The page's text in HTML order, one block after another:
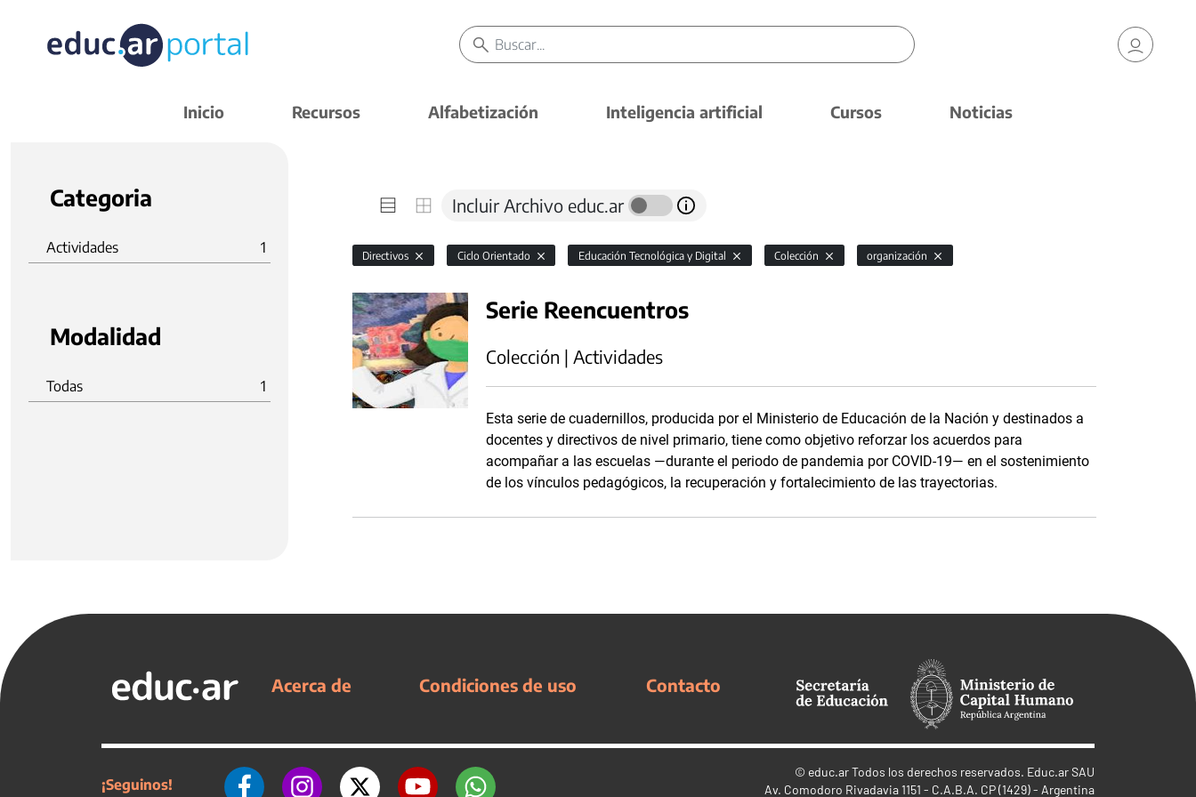
Inicio Recursos Alfabetización Inteligencia artificial Cursos Noticias
Categoria
Actividades 1
Modalidad
Todas 1
Incluir Archivo educ.ar
Directivos Ciclo Orientado Educación Tecnológica y Digital Colección organización
Serie Reencuentros
Colección | Actividades
Esta serie de cuadernillos, producida por el Ministerio de Educación de la Nación y destinados a
docentes y directivos de nivel primario, tiene como objetivo reforzar los acuerdos para
acompañar a las escuelas —durante el periodo de pandemia por COVID-19— en el sostenimiento
de los vínculos pedagógicos, la recuperación y fortalecimiento de las trayectorias.
Acerca de Condiciones de uso Contacto
¡Seguinos!
© educ.arTodos los derechos reservados. Educ.ar SAU
Av. Comodoro Rivadavia 1151 - C.A.B.A. CP (1429) - Argentina